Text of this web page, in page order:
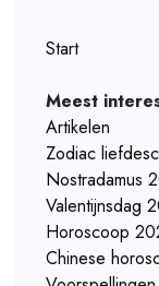
Start
Meest
Artikelen
Zodiac
Nostradamus
Valentijnsdag
Horoscoop
Chinese